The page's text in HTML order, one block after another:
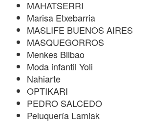
MAHATSERRI
Marisa Etxebarria
MASLIFE BUENOS AIRES
MASQUEGORROS
Menkes Bilbao
Moda infantil Yoli
Nahiarte
OPTIKARI
PEDRO SALCEDO
Peluquería Lamiak